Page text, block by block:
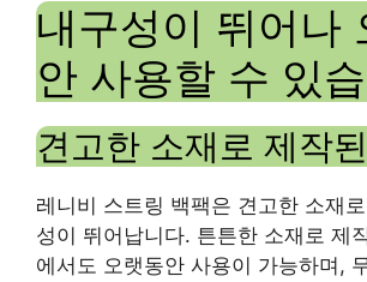
내구성이 뛰어나
안 사용할 수 있
견고한 소재로 제작
레니비 스트링 백팩은 견고한 소재
성이 뛰어납니다. 튼튼한 소재로 제
에서도 오랫동안 사용이 가능하며,